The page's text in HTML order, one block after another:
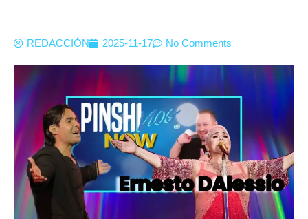
REDACCIÓN 2025-11-17 No Comments